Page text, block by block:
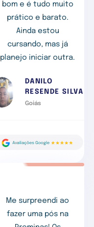
bom e é tudo muito
prático e barato.
Ainda estou
cursando, mas já
planejo iniciar outra.
DANILO
RESENDE SILVA
Goiás
Me surpreendi ao
fazer uma pós na